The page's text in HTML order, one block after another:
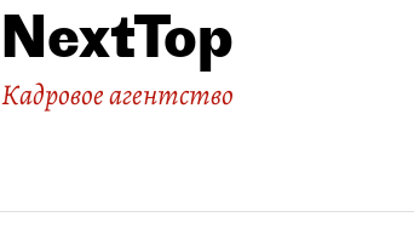
NextTop
Кадровое агентство